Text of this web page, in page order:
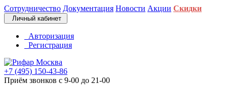
Сотрудничество Документация Новости Акции Скидки
Личный кабинет
Авторизация
Регистрация
+7 (495) 150-43-86
Приём звонков с 9-00 до 21-00